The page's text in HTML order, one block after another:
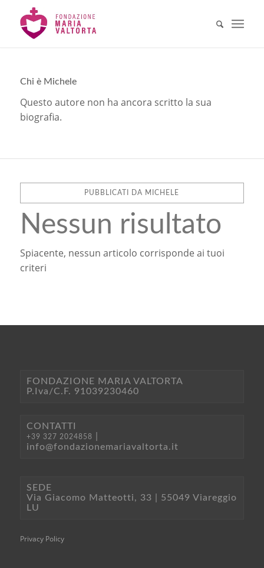
Chi è Michele
Questo autore non ha ancora scritto la sua
biografia.
PUBBLICATI DA MICHELE
Nessun risultato
Spiacente, nessun articolo corrisponde ai tuoi
criteri
FONDAZIONE MARIA VALTORTA
P.Iva/C.F. 91039230460
CONTATTI
+39 327 2024858
info@fondazionemariavaltorta.it
SEDE
Via Giacomo Matteotti, 33 | 55049 Viareggio
LU
Privacy Policy